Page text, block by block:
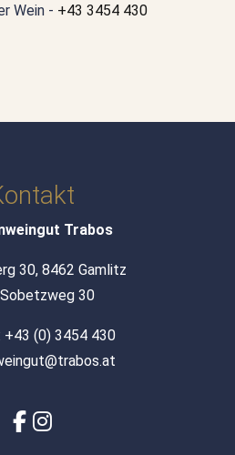
Wein - +43 3454 430
Trabos
30, 8462 Gamlitz
30
+43 (0) 3454 430